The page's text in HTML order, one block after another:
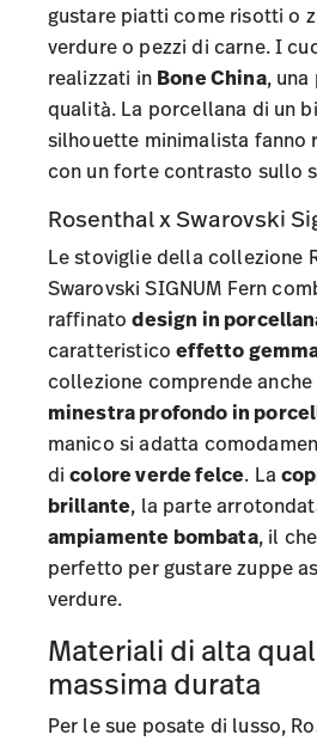
gustare piatti come risotti o
verdure o pezzi di carne. I
realizzati in Bone China,
qualità. La porcellana di un
silhouette minimalista fanno
con un forte contrasto sullo
Rosenthal x Swarovski
Le stoviglie della collezione
Swarovski SIGNUM Fern
raffinatodesign in
caratteristicoeffetto
collezione comprende anche
minestra profondo in
manico si adatta
dicolore verde felce. La
brillante, la parte
ampiamente bombata, il
perfetto per gustare zuppe
verdure.
Materiali di alta
massima durata
Per le sue posate di lusso,